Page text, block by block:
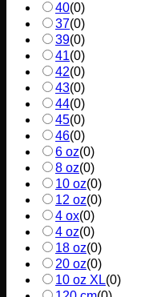
40(0)
37(0)
39(0)
41(0)
42(0)
43(0)
44(0)
45(0)
46(0)
6 oz(0)
8 oz(0)
10 oz(0)
12 oz(0)
4 ox(0)
4 oz(0)
18 oz(0)
20 oz(0)
10 oz XL(0)